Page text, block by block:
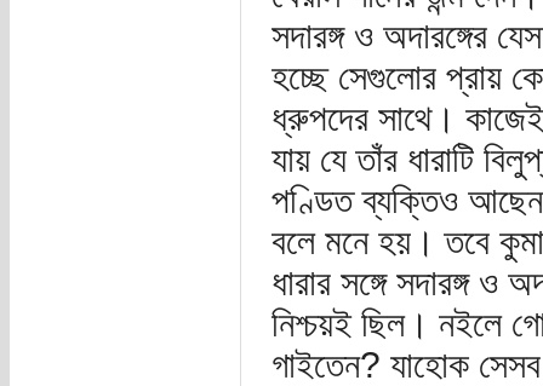
সদারঙ্গ ও অদারঙ্গের
হচ্ছে সেগুলোর প্রায়
ধ্রুপদের সাথে।
যায় যে তাঁর ধারাটি
পণ্ডিত ব্যক্তিও
বলে মনে হয়। তবে
ধারার সঙ্গে সদারঙ্গ ও
নিশ্চয়ই ছিল। নইলে
গাইতেন? যাহোক